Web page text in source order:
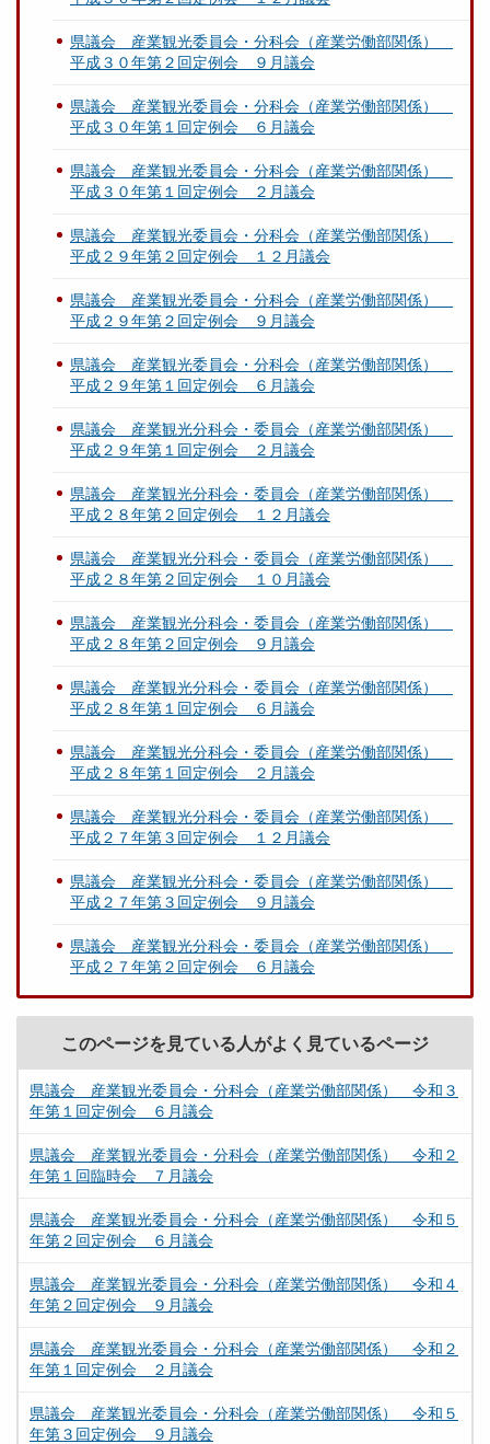
県議会 産業観光委員会・分科会（産業労働部関係）
平成３０年第２回定例会 ９月議会
県議会 産業観光委員会・分科会（産業労働部関係）
平成３０年第１回定例会 ６月議会
県議会 産業観光委員会・分科会（産業労働部関係）
平成３０年第１回定例会 ２月議会
県議会 産業観光委員会・分科会（産業労働部関係）
平成２９年第２回定例会 １２月議会
県議会 産業観光委員会・分科会（産業労働部関係）
平成２９年第２回定例会 ９月議会
県議会 産業観光委員会・分科会（産業労働部関係）
平成２９年第１回定例会 ６月議会
県議会 産業観光分科会・委員会（産業労働部関係）
平成２９年第１回定例会 ２月議会
県議会 産業観光分科会・委員会（産業労働部関係）
平成２８年第２回定例会 １２月議会
県議会 産業観光分科会・委員会（産業労働部関係）
平成２８年第２回定例会 １０月議会
県議会 産業観光分科会・委員会（産業労働部関係）
平成２８年第２回定例会 ９月議会
県議会 産業観光分科会・委員会（産業労働部関係）
平成２８年第１回定例会 ６月議会
県議会 産業観光分科会・委員会（産業労働部関係）
平成２８年第１回定例会 ２月議会
県議会 産業観光分科会・委員会（産業労働部関係）
平成２７年第３回定例会 １２月議会
県議会 産業観光分科会・委員会（産業労働部関係）
平成２７年第３回定例会 ９月議会
県議会 産業観光分科会・委員会（産業労働部関係）
平成２７年第２回定例会 ６月議会
このページを見ている人がよく見ているページ
県議会 産業観光委員会・分科会（産業労働部関係） 令和３
年第１回定例会 ６月議会
県議会 産業観光委員会・分科会（産業労働部関係） 令和２
年第１回臨時会 ７月議会
県議会 産業観光委員会・分科会（産業労働部関係） 令和５
年第２回定例会 ６月議会
県議会 産業観光委員会・分科会（産業労働部関係） 令和４
年第２回定例会 ９月議会
県議会 産業観光委員会・分科会（産業労働部関係） 令和２
年第１回定例会 ２月議会
県議会 産業観光委員会・分科会（産業労働部関係） 令和５
年第３回定例会 ９月議会